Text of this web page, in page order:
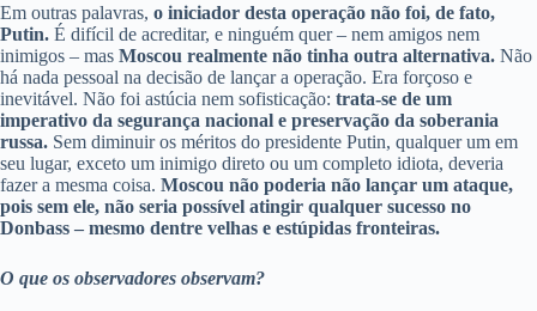
Em outras palavras, o iniciador desta operação não foi, de fato,
Putin. É difícil de acreditar, e ninguém quer – nem amigos nem
inimigos – mas Moscou realmente não tinha outra alternativa. Não
há nada pessoal na decisão de lançar a operação. Era forçoso e
inevitável. Não foi astúcia nem sofisticação: trata-se de um
imperativo da segurança nacional e preservação da soberania
russa. Sem diminuir os méritos do presidente Putin, qualquer um em
seu lugar, exceto um inimigo direto ou um completo idiota, deveria
fazer a mesma coisa. Moscou não poderia não lançar um ataque,
pois sem ele, não seria possível atingir qualquer sucesso no
Donbass – mesmo dentre velhas e estúpidas fronteiras.
O que os observadores observam?